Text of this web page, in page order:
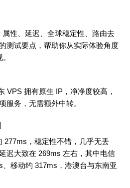
属性、延迟、全球稳定性、路由去
测试要点，帮助你从实际体验角度
VPS 拥有原生 IP，净净度较高，
服务，无需额外中转。
277ms，稳定性不错，几乎无丢
迟大致在 269ms 左右，其中电信
移动约 317ms，港澳台与东南亚